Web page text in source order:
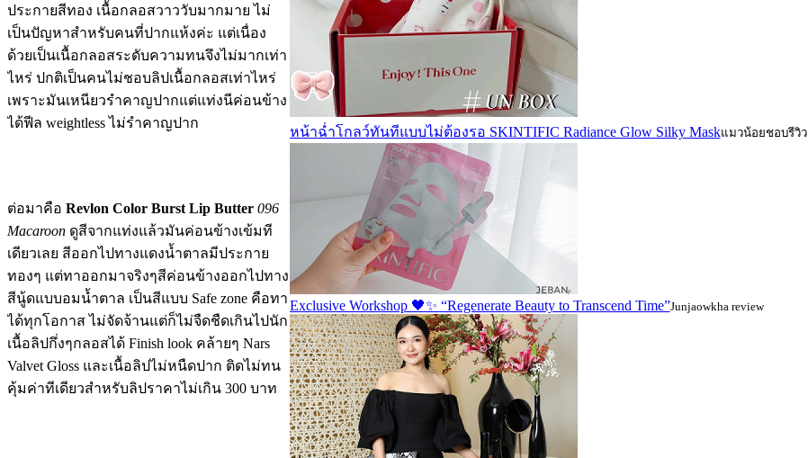
ประกายสีทอง เนื้อกลอสวาววับมากมาย ไม่
เป็นปัญหาสำหรับคนที่ปากแห้งค่ะ แต่เนื่อง
ด้วยเป็นเนื้อกลอสระดับความทนจึงไม่มากเท่า
ไหร่ ปกติเป็นคนไม่ชอบลิปเนื้อกลอสเท่าไหร่
เพราะมันเหนียวรำคาญปากแต่แท่งนีค่อนข้าง
ได้ฟีล weightless ไม่รำคาญปาก
ต่อมาคือ Revlon Color Burst Lip Butter 096
Macaroon ดูสีจากแท่งแล้วมันค่อนข้างเข้มที
เดียวเลย สีออกไปทางแดงน้ำตาลมีประกาย
ทองๆ แต่ทาออกมาจริงๆสีค่อนข้างออกไปทาง
สีนู้ดแบบอมน้ำตาล เป็นสีแบบ Safe zone คือทา
ได้ทุกโอกาส ไม่จัดจ้านแต่ก็ไม่จืดชืดเกินไปนัก
เนื้อลิปกึ่งๆกลอสได้ Finish look คล้ายๆ Nars
Valvet Gloss และเนื้อลิปไม่หนืดปาก ติดไม่ทน
คุ้มค่าทีเดียวสำหรับลิปราคาไม่เกิน 300 บาท
หน้าฉ่ำโกลว์ทันทีแบบไม่ต้องรอ SKINTIFIC Radiance Glow Silky Maskแมวน้อยชอบรีวิว
Exclusive Workshop 🖤✨ “Regenerate Beauty to Transcend Time”Junjaowkha review